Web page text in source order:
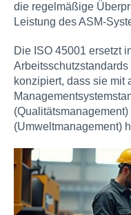
die regelmäßige
Leistung des ASM-
Die ISO 45001 ersetzt
konzipiert, dass sie mit
(Umweltmanagement)